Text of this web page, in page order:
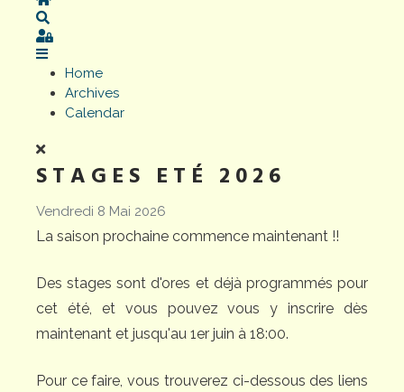
Sign In
Home
Archives
Calendar
STAGES ETÉ 2026
Vendredi 8 Mai 2026
La saison prochaine commence maintenant !!
Des stages sont d'ores et déjà programmés pour
cet été, et vous pouvez vous y inscrire dès
maintenant et jusqu'au 1er juin à 18:00.
Pour ce faire, vous trouverez ci-dessous des liens